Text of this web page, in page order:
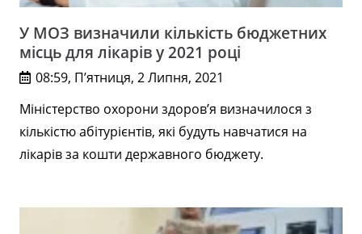
У МОЗ визначили кількість бюджетних
місць для лікарів у 2021 році
08:59, П’ятниця, 2 Липня, 2021
Міністерство охорони здоров’я визначилося з
кількістю абітурієнтів, які будуть навчатися на
лікарів за кошти державного бюджету.